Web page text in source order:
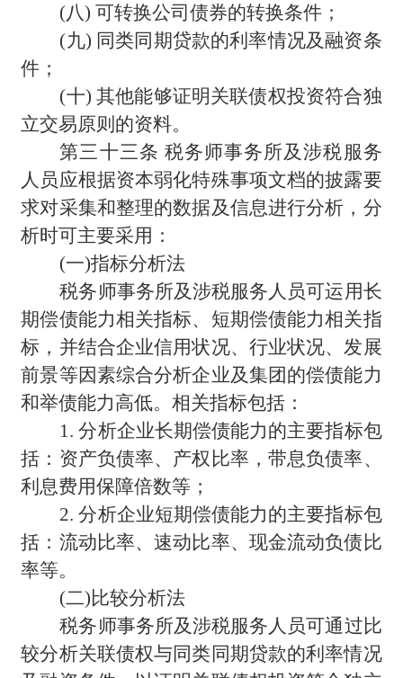
(八) 可转换公司债券的转换条件；
(九) 同类同期贷款的利率情况及融资条
件；
(十) 其他能够证明关联债权投资符合独
立交易原则的资料。
第三十三条 税务师事务所及涉税服务
人员应根据资本弱化特殊事项文档的披露要
求对采集和整理的数据及信息进行分析，分
析时可主要采用：
(一)指标分析法
税务师事务所及涉税服务人员可运用长
期偿债能力相关指标、短期偿债能力相关指
标，并结合企业信用状况、行业状况、发展
前景等因素综合分析企业及集团的偿债能力
和举债能力高低。相关指标包括：
1.分析企业长期偿债能力的主要指标包
括：资产负债率、产权比率，带息负债率、
利息费用保障倍数等；
2.分析企业短期偿债能力的主要指标包
括：流动比率、速动比率、现金流动负债比
率等。
(二)比较分析法
税务师事务所及涉税服务人员可通过比
较分析关联债权与同类同期贷款的利率情况